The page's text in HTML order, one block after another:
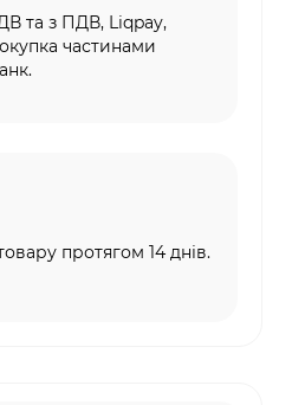
та з ПДВ, Liqpay,
частинами
протягом 14 днів.